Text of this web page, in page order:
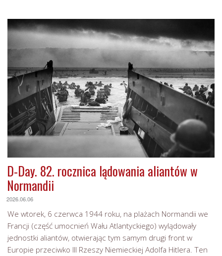
D-Day. 82. rocznica lądowania aliantów w
Normandii
2026.06.06
We wtorek, 6 czerwca 1944 roku, na plażach Normandii we
Francji (część umocnień Wału Atlantyckiego) wylądowały
jednostki aliantów, otwierając tym samym drugi front w
Europie przeciwko III Rzeszy Niemieckiej Adolfa Hitlera. Ten